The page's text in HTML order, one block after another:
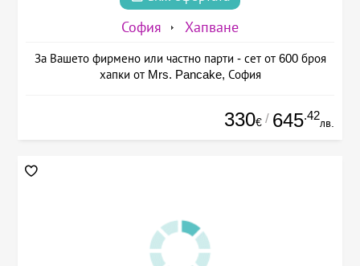
София Хапване
За Вашето фирмено или частно парти - сет от 600 броя
хапки от Mrs. Pancake, София
330€ / 645.42
лв.